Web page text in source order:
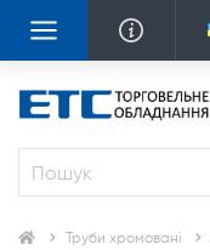
Труби хромовані